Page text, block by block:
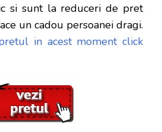
si sunt la reduceri de pret
un cadou persoanei dragi.
in acest moment click